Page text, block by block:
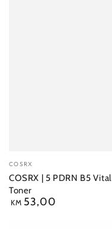
Dobavljač:
COSRX
COSRX | 5 PDRN B5 Vital
Toner
Redovna
KM 53,00